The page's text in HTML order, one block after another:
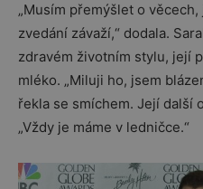
„Musím přemýšlet o
zvedání závaží,“ dodala.
zdravém životním stylu, její
mléko. „Miluji ho, jsem
řekla se smíchem. Její další
„Vždy je máme v ledničce.“